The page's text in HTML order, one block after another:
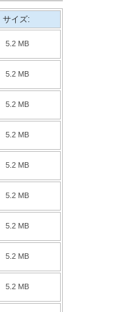
サイズ:
5.2 MB
5.2 MB
5.2 MB
5.2 MB
5.2 MB
5.2 MB
5.2 MB
5.2 MB
5.2 MB